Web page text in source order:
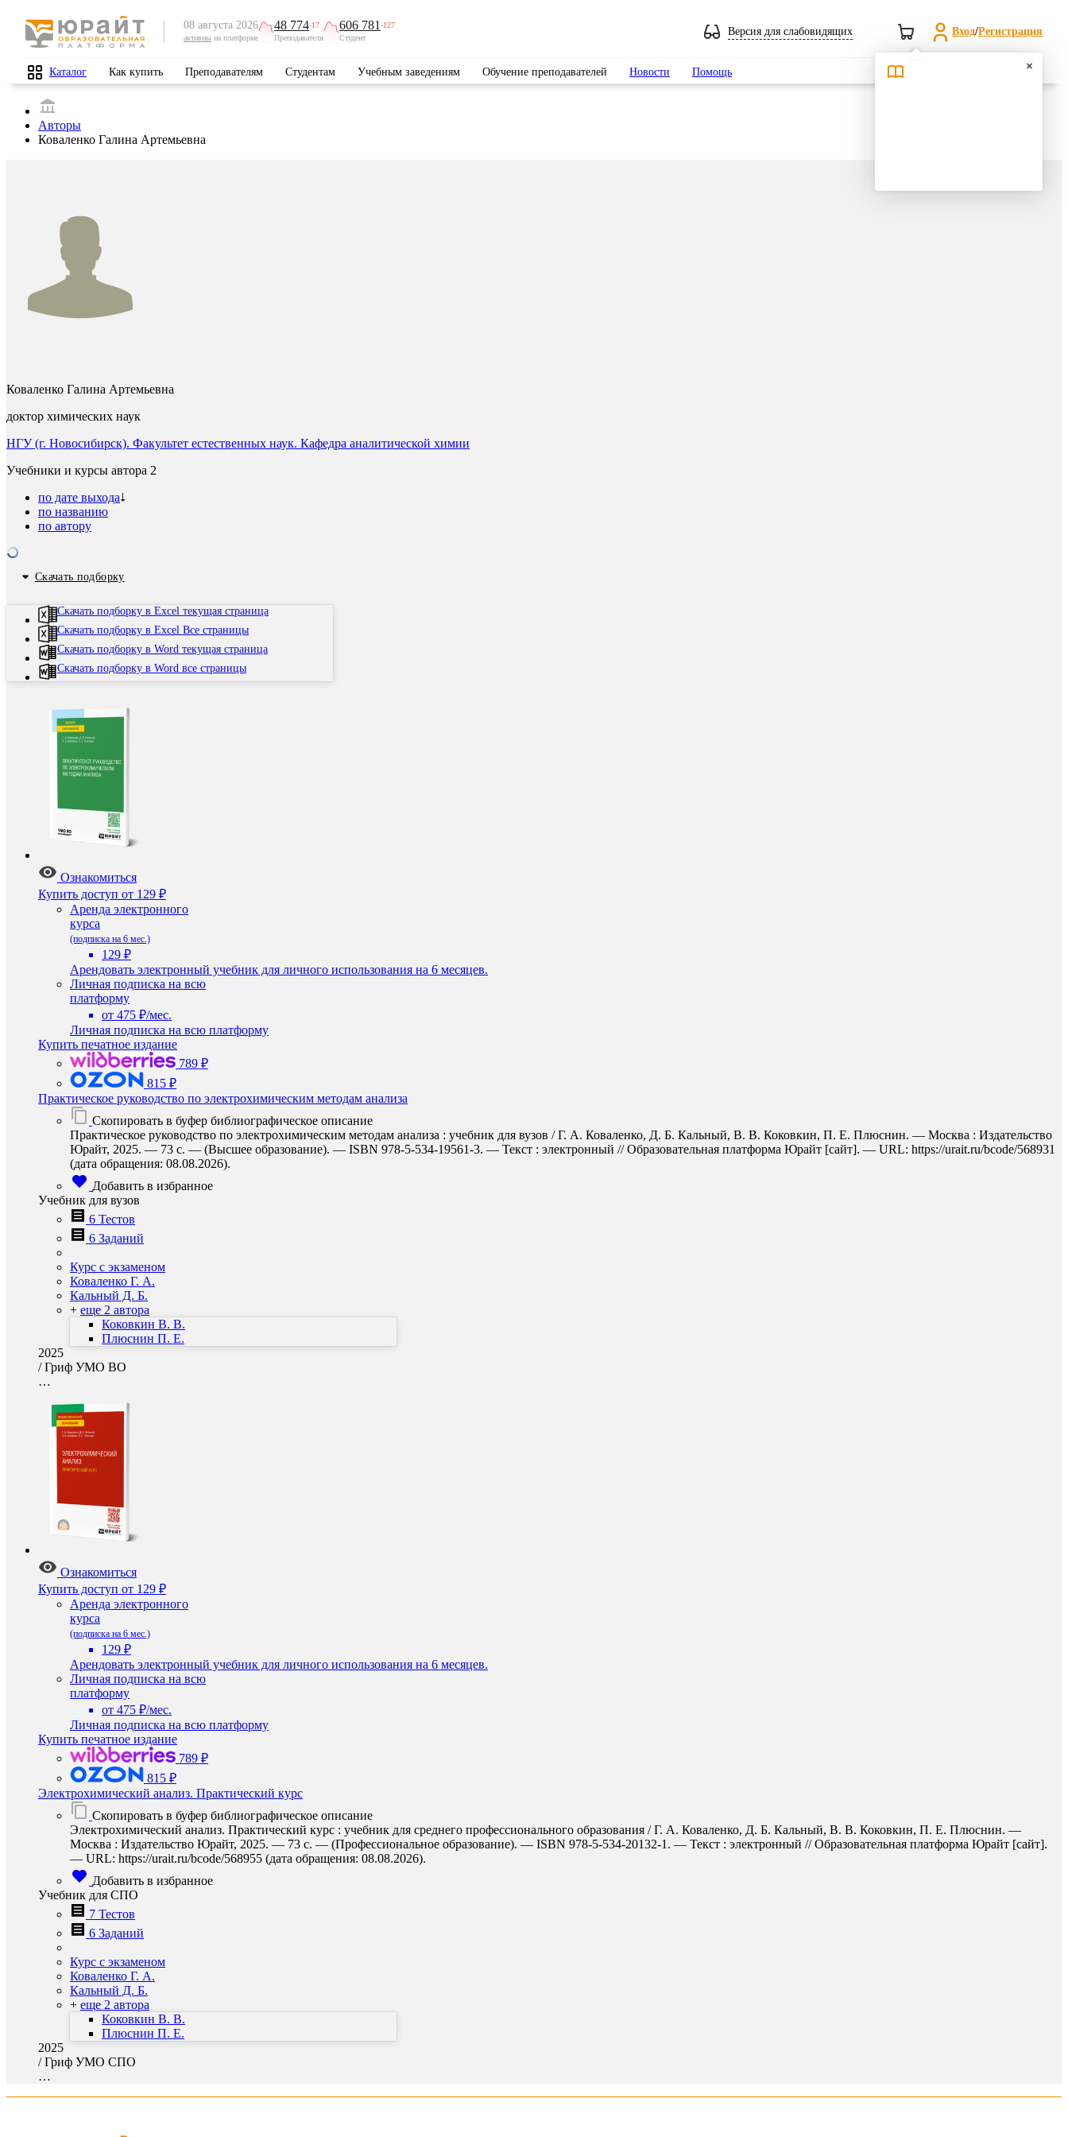
08 августа 2026
активны на платформе
48 774-17
Преподавателя
606 781 -127
Студент
Версия для слабовидящих Вход/Регистрация
Каталог Как купить Преподавателям Студентам Учебным заведениям Обучение преподавателей Новости Помощь Поиск
Авторы
Коваленко Галина Артемьевна
Коваленко Галина Артемьевна
доктор химических наук
НГУ (г. Новосибирск). Факультет естественных наук. Кафедра аналитической химии
Учебники и курсы автора 2
по дате выхода
по названию
по автору
Скачать подборку
Скачать подборку в Excel текущая страница
Скачать подборку в Excel Все страницы
Скачать подборку в Word текущая страница
Скачать подборку в Word все страницы
Ознакомиться
Купить доступ от 129 ₽
Аренда электронного
курса
(подписка на 6 мес.)
129 ₽
Арендовать электронный учебник для личного использования на 6 месяцев.
Личная подписка на всю
платформу
от 475 ₽/мес.
Личная подписка на всю платформу
Купить печатное издание
789 ₽
815 ₽
Практическое руководство по электрохимическим методам анализа
Скопировать в буфер библиографическое описание
Практическое руководство по электрохимическим методам анализа : учебник для вузов / Г. А. Коваленко, Д. Б. Кальный, В. В. Коковкин, П. Е. Плюснин. — Москва : Издательство
Юрайт, 2025. — 73 с. — (Высшее образование). — ISBN 978-5-534-19561-3. — Текст : электронный // Образовательная платформа Юрайт [сайт]. — URL: https://urait.ru/bcode/568931
(дата обращения: 08.08.2026).
Добавить в избранное
Учебник для вузов
6 Тестов
6 Заданий
Курс с экзаменом
Коваленко Г. А.
Кальный Д. Б.
+ еще 2 автора
Коковкин В. В.
Плюснин П. Е.
2025
/Гриф УМО ВО
…
Ознакомиться
Купить доступ от 129 ₽
Аренда электронного
курса
(подписка на 6 мес.)
129 ₽
Арендовать электронный учебник для личного использования на 6 месяцев.
Личная подписка на всю
платформу
от 475 ₽/мес.
Личная подписка на всю платформу
Купить печатное издание
789 ₽
815 ₽
Электрохимический анализ. Практический курс
Скопировать в буфер библиографическое описание
Электрохимический анализ. Практический курс : учебник для среднего профессионального образования / Г. А. Коваленко, Д. Б. Кальный, В. В. Коковкин, П. Е. Плюснин. —
Москва : Издательство Юрайт, 2025. — 73 с. — (Профессиональное образование). — ISBN 978-5-534-20132-1. — Текст : электронный // Образовательная платформа Юрайт [сайт].
— URL: https://urait.ru/bcode/568955 (дата обращения: 08.08.2026).
Добавить в избранное
Учебник для СПО
7 Тестов
6 Заданий
Курс с экзаменом
Коваленко Г. А.
Кальный Д. Б.
+ еще 2 автора
Коковкин В. В.
Плюснин П. Е.
2025
/Гриф УМО СПО
…